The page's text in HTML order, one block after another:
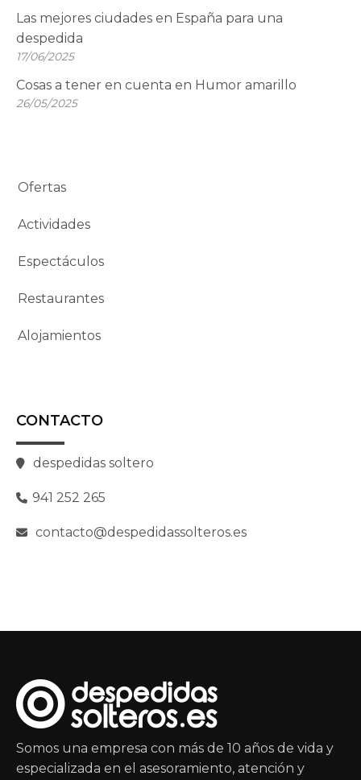
Las mejores ciudades en España para una
despedida
17/06/2025
Cosas a tener en cuenta en Humor amarillo
26/05/2025
Ofertas
Actividades
Espectáculos
Restaurantes
Alojamientos
CONTACTO
despedidas soltero
941 252 265
contacto@despedidassolteros.es
Somos una empresa con más de 10 años de vida y
especializada en el asesoramiento, atención y